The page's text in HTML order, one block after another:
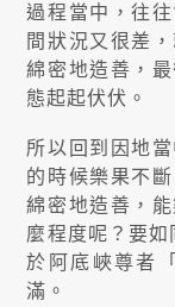
過程當中，往
間狀況又很差
綿密地造善，
態起起伏伏。
所以回到因地
的時候樂果不
綿密地造善，
麼程度呢？要如
於阿底峽尊者
滿。